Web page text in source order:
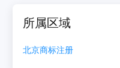
所属区域
北京商标注册